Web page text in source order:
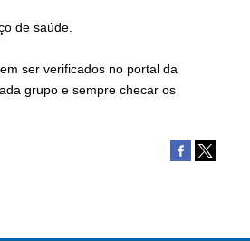
de saúde.
ser verificados no portal da
grupo e sempre checar os